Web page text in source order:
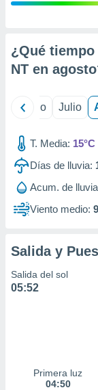
e
mediante
publicidad
de
1199
¿Qué
NT en agosto
Junio Julio
T. Media: 15°C
Días de lluvia:
Acum. de
Viento medio:
Salida y
Salida del sol
05:52
Primera luz
04:50